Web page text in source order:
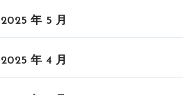
2025 年 5 月
2025 年 4 月